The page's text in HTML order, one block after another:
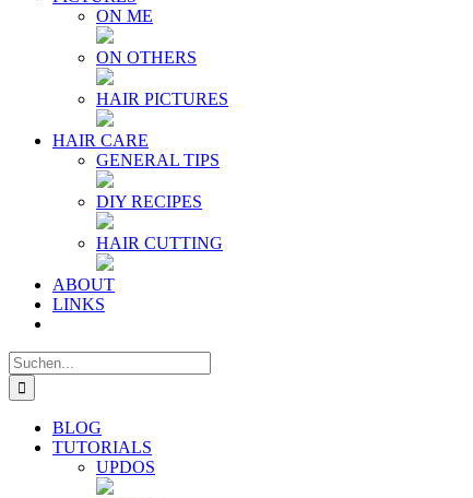
ON ME
ON OTHERS
HAIR PICTURES
HAIR CARE
GENERAL TIPS
DIY RECIPES
HAIR CUTTING
ABOUT
LINKS
Suche
nach:
BLOG
TUTORIALS
UPDOS